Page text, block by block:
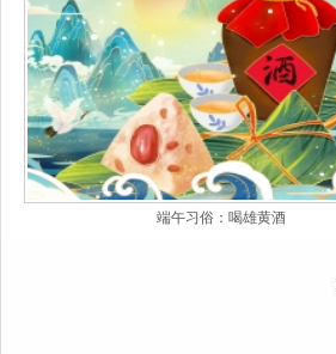
端午习俗：喝雄黄酒